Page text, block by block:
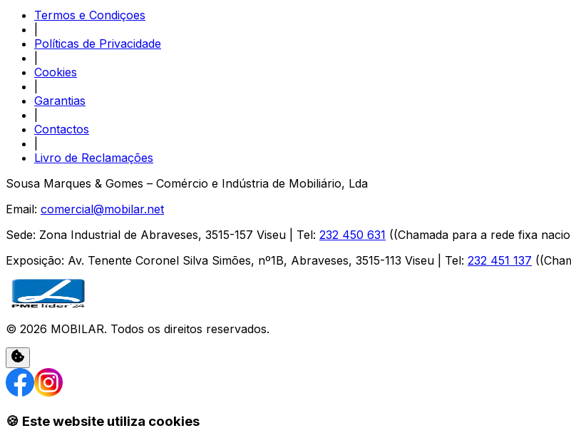
Termos e Condiçoes
Políticas de Privacidade
Cookies
Garantias
Contactos
Livro de Reclamações
Sousa Marques & Gomes – Comércio e Indústria de Mobiliário, Lda
Email: comercial@mobilar.net
Sede: Zona Industrial de Abraveses, 3515-157 Viseu | Tel: 232 450 631 ((Chamada para a rede fixa
Exposição: Av. Tenente Coronel Silva Simões, nº1B, Abraveses, 3515-113 Viseu | Tel: 232 451 137 (
© 2026 MOBILAR. Todos os direitos reservados.
🍪 Este website utiliza cookies